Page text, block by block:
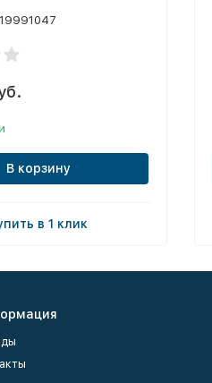
В корзину
в 1 клик